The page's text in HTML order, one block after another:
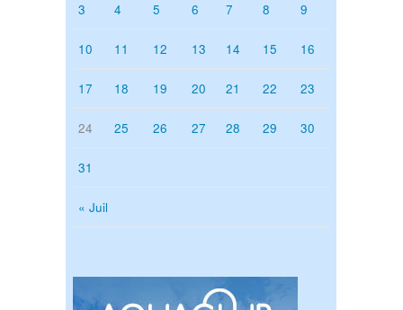
« Juil
3 4 5 6 7 8 9
10 11 12 13 14 15 16
17 18 19 20 21 22 23
24 25 26 27 28 29 30
31